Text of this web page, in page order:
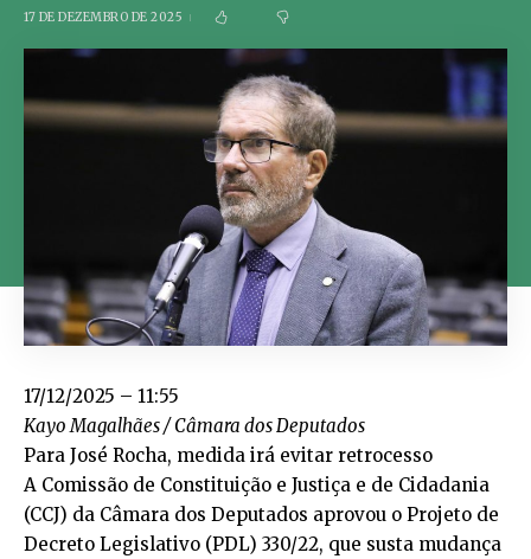
17 DE DEZEMBRO DE 2025
17/12/2025 – 11:55
Kayo Magalhães / Câmara dos Deputados
Para José Rocha, medida irá evitar retrocesso
A Comissão de Constituição e Justiça e de Cidadania
(CCJ) da Câmara dos Deputados aprovou o Projeto de
Decreto Legislativo (PDL) 330/22, que susta mudança